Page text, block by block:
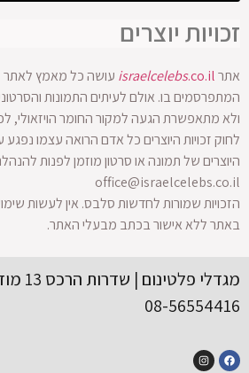
זכויות יוצרים
אתר israelcelebs.co.il
עושה כל מאמץ לאתר
המתפרסמים בו. אולם לעיתים התמונות
לחוק זכויות היוצרים כל אדם הרואה עצמו
היוצרים של תמונה או סרטון מוזמן לפנות
office@israelcelebs.co.il
הזכויות שמורות לחדשות סלבס. אין לעשות
באתר ללא אישור בכתב מבעלי האתר.
08-56554416